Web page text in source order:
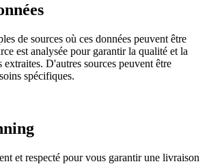
de sources où ces données peuvent être
est analysée pour garantir la qualité et la
extraites. D'autres sources peuvent être
spécifiques.
et respecté pour vous garantir une livraison